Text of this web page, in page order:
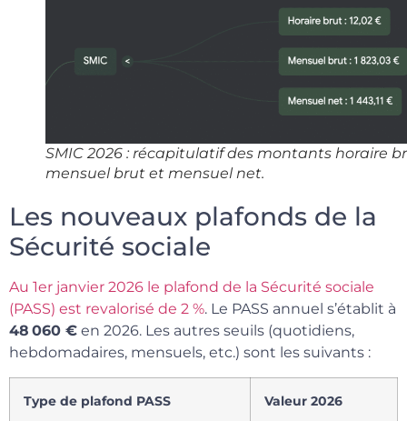
SMIC 2026 : récapitulatif des montants horaire
mensuel brut et mensuel net.
Les nouveaux plafonds de la
Sécurité sociale
Au 1er janvier 2026 le plafond de la Sécurité sociale
(PASS) est revalorisé de 2 %. Le PASS annuel s’établit à
48 060 € en 2026. Les autres seuils (quotidiens,
hebdomadaires, mensuels, etc.) sont les suivants :
Type de plafond PASS Valeur 2026